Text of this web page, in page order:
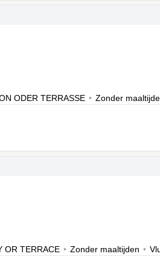
ODER TERRASSE • Zonder
OR TERRACE • Zonder maaltijden •